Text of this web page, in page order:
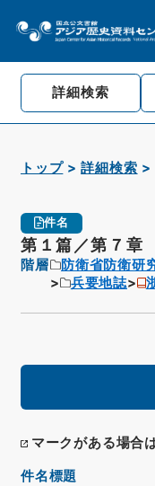
詳細検索
トップ 詳細検索
件名
第１篇／第７章
階層 防衛省防衛研
兵要地誌
マークがある場合
件名標題